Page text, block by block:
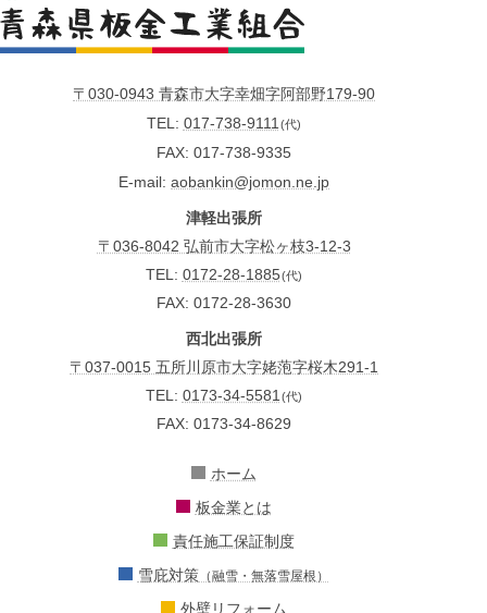
〒030-0943 青森市大字幸畑字阿部野179-90
TEL 017-738-9111(代)
FAX 017-738-9335
E-mail aobankin@jomon.ne.jp
津軽出張所
〒036-8042 弘前市大字松ヶ枝3-12-3
TEL: 0172-28-1885(代)
FAX: 0172-28-3630
西北出張所
〒037-0015 五所川原市大字姥萢字桜木291-1
TEL: 0173-34-5581 (代)
FAX: 0173-34-8629
ホーム
板金業とは
責任施工保証制度
雪庇対策（融雪・無落雪屋根）
外壁リフォーム